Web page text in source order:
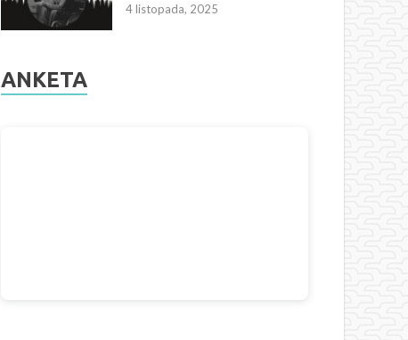
4 listopada, 2025
ANKETA